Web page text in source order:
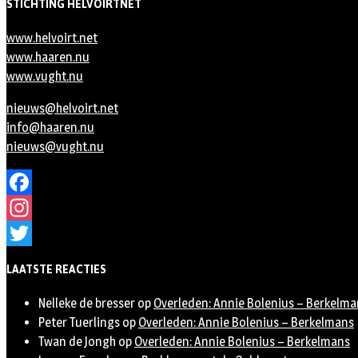
www.helvoirt.net
www.haaren.nu
www.vught.nu
nieuws@helvoirt.net
info@haaren.nu
nieuws@vught.nu
Facebook
Instagram
LAATSTE REACTIES
Nelleke de bresser op Overleden: Annie Bolenius –
Peter Tuerlings op Overleden: Annie Bolenius – Berkelmans
Twan de Jongh op Overleden: Annie Bolenius – Berkelmans